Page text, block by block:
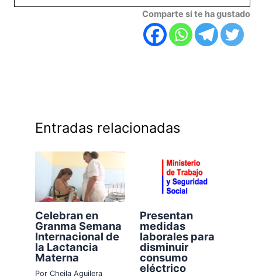
Comparte si te ha gustado
Entradas relacionadas
Celebran en
Granma Semana
Internacional de
la Lactancia
Materna
PorCheila Aguilera
Presentan
medidas
laborales para
disminuir
consumo
eléctrico